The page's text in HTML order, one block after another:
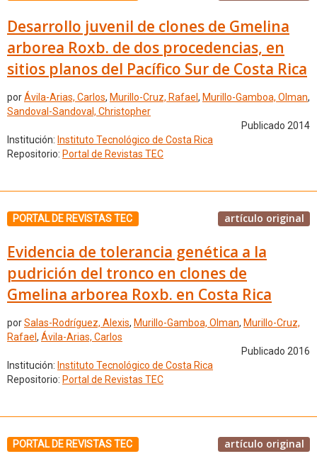
Desarrollo juvenil de clones de Gmelina
arborea Roxb. de dos procedencias, en
sitios planos del Pacífico Sur de Costa Rica
porÁvila-Arias, Carlos, Murillo-Cruz, Rafael , Murillo-Gamboa, Olman,
Sandoval-Sandoval, Christopher
Publicado 2014
Institución: Instituto Tecnológico de Costa Rica
Repositorio: Portal de Revistas TEC
PORTAL DE REVISTAS TEC artículo original
Evidencia de tolerancia genética a la
pudrición del tronco en clones de
Gmelina arborea Roxb. en Costa Rica
porSalas-Rodríguez, Alexis, Murillo-Gamboa, Olman, Murillo-Cruz,
Rafael , Ávila-Arias, Carlos
Publicado 2016
Institución: Instituto Tecnológico de Costa Rica
Repositorio: Portal de Revistas TEC
PORTAL DE REVISTAS TEC artículo original